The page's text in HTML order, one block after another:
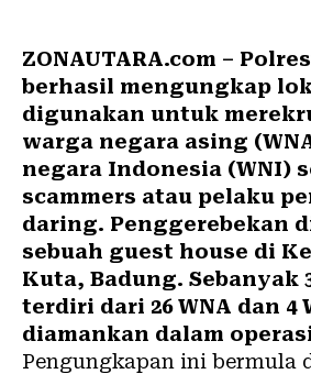
ZONAUTARA.com –
berhasil mengungkap
digunakan untuk
warga negara asing
negara Indonesia (WNI)
scammers atau pelaku
daring. Penggerebekan
sebuah guest house di
Kuta, Badung. Sebanyak
terdiri dari 26 WNA dan 4
diamankan dalam
Pengungkapan ini bermula